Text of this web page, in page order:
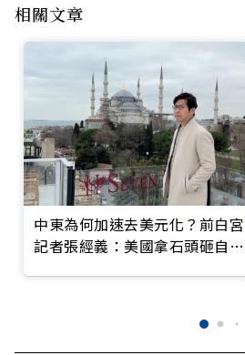
相關文章
中東為何加速去美元化？前白宮
記者張經義：美國拿石頭砸自己